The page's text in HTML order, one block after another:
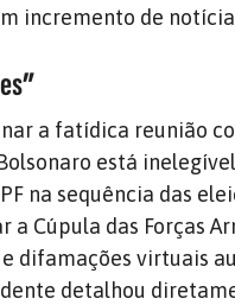
incremento de
a fatídica reunião
está
na sequência das
a Cúpula das Forças
difamações virtuais
detalhou